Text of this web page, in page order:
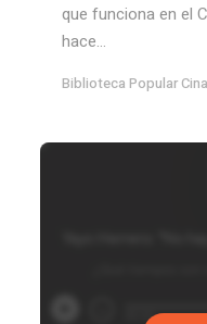
que funciona en el
hace...
Biblioteca Popular